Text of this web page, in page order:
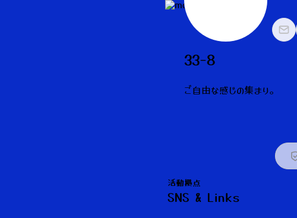
33-8
ご自由な感じの集まり。
活動拠点
SNS & Links